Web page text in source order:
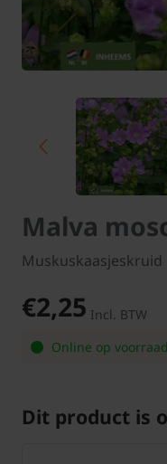
Malva
Muskuskaasjeskruid
€2,25 Incl. BTW
Online op voorraad
Dit product is